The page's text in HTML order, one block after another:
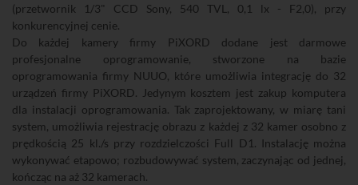
(przetwornik 1/3" CCD Sony, 540 TVL, 0,1 lx - F2,0), przy
konkurencyjnej cenie.
Do każdej kamery firmy PiXORD dodane jest darmowe
profesjonalne oprogramowanie, stworzone na bazie
oprogramowania firmy NUUO, które umożliwia integrację do 32
urządzeń firmy PiXORD. Jedynym kosztem jest zakup komputera
dla instalacji oprogramowania. Tak zaprojektowany, w miarę tani
system, umożliwia rejestrację obrazu z każdej z 32 kamer osobno z
prędkością 25 kl./s przy rozdzielczości Full D1. Instalację można
wykonywać etapowo; rozbudowywać system, zaczynając od jednej,
kończąc na aż 32 kamerach.